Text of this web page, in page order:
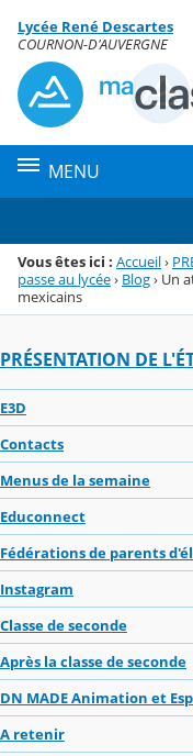
Menu de la rubrique
Contenu
Lycée René Descartes
COURNON-D'AUVERGNE
MENU
Vous êtes ici : Accueil›
passe au lycée› Blog› Un
mexicains
PRÉSENTATION DE
E3D
Contacts
Menus de la semaine
Educonnect
Fédérations de parents
Instagram
Classe de seconde
Après la classe de seconde
DN MADE Animation et
A retenir